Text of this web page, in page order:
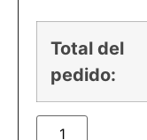
Total del
pedido: